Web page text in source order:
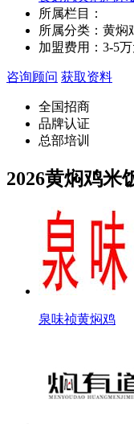
所属栏目：
所属分类：黄焖
加盟费用： 3-5
咨询顾问 获取资料
全国招商
品牌认证
总部培训
2026黄焖鸡米
泉味祯黄焖鸡